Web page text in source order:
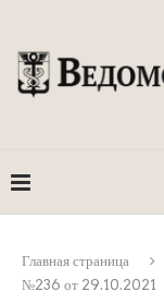
Главная страница
№236 от 29.10.2021